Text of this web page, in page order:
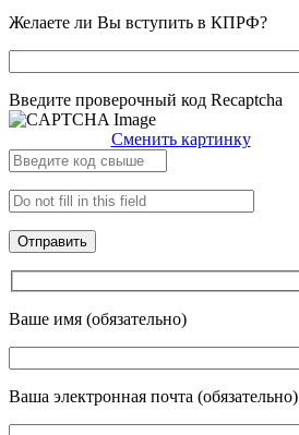
Желаете ли Вы вступить в КПРФ?
Введите проверочный код Recaptcha
Сменить картинку
Ваше имя (обязательно)
Ваша электронная почта (обязательно)